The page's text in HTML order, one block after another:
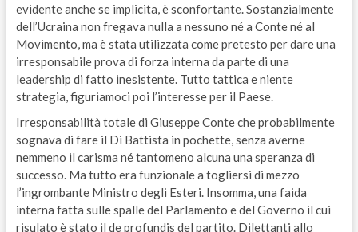
evidente anche se implicita, è sconfortante. Sostanzialmente
dell’Ucraina non fregava nulla a nessuno né a Conte né al
Movimento, ma è stata utilizzata come pretesto per dare una
irresponsabile prova di forza interna da parte di una
leadership di fatto inesistente. Tutto tattica e niente
strategia, figuriamoci poi l’interesse per il Paese.
Irresponsabilità totale di Giuseppe Conte che probabilmente
sognava di fare il Di Battista in pochette, senza averne
nemmeno il carisma né tantomeno alcuna una speranza di
successo. Ma tutto era funzionale a togliersi di mezzo
l’ingrombante Ministro degli Esteri. Insomma, una faida
interna fatta sulle spalle del Parlamento e del Governo il cui
risulato è stato il de profundis del partito. Dilettanti allo